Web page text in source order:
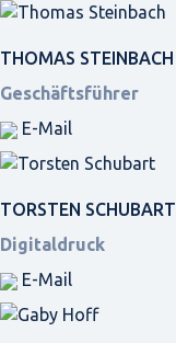
THOMAS STEINBACH
Geschäftsführer
E-Mail
TORSTEN SCHUBART
Digitaldruck
E-Mail